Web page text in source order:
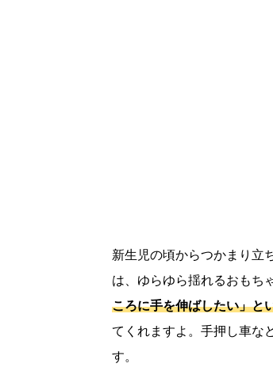
新生児の頃からつかまり立
は、ゆらゆら揺れるおもち
ころに手を伸ばしたい」と
てくれますよ。手押し車な
す。